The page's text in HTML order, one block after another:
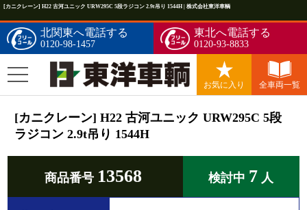
[カニクレーン] H22 古河ユニック URW295C 5段ラジコン 2.9t吊り 1544H | 株式会社東洋車輌
北関東へ電話する
0120-98-1457
東北へ電話する
0120-93-8833
お気に入り 全車両一覧
[カニクレーン] H22 古河ユニック URW295C 5段
ラジコン 2.9t吊り 1544H
商品番号 13568 検討中 7 人